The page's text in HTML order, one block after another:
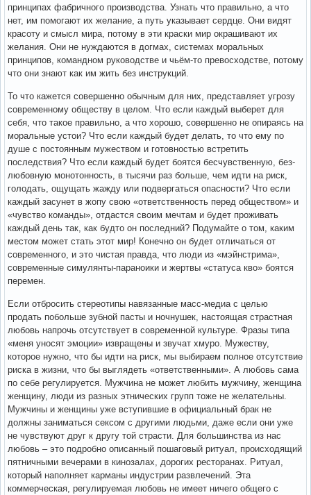
принципах фабричного производства. Узнать что правильно, а что
нет, им помогают их желание, а путь указывает сердце. Они видят
красоту и смысл мира, потому в эти краски мир окрашивают их
желания. Они не нуждаются в догмах, системах моральных
принципов, командном руководстве и чьём-то превосходстве, потому
что они знают как им жить без инструкций.
То что кажется совершенно обычным для них, представляет угрозу
современному обществу в целом. Что если каждый выберет для
себя, что такое правильно, а что хорошо, совершенно не опираясь на
моральные устои? Что если каждый будет делать, то что ему по
душе с постоянным мужеством и готовностью встретить
последствия? Что если каждый будет боятся бесчувственную, без-
любовную монотонность, в тысячи раз больше, чем идти на риск,
голодать, ощущать жажду или подвергаться опасности? Что если
каждый засунет в жопу свою «ответственность перед обществом» и
«чувство команды», отдастся своим мечтам и будет проживать
каждый день так, как будто он последний? Подумайте о том, каким
местом может стать этот мир! Конечно он будет отличаться от
современного, и это чистая правда, что люди из «мэйнстрима»,
современные симулянты-параноики и жертвы «статуса кво» боятся
перемен.
Если отбросить стереотипы навязанные масс-медиа с целью
продать побольше зубной пасты и ночнушек, настоящая страстная
любовь напрочь отсутствует в современной культуре. Фразы типа
«меня уносят эмоции» извращены и звучат хмуро. Мужеству,
которое нужно, что бы идти на риск, мы выбираем полное отсутствие
риска в жизни, что бы выглядеть «ответственными». А любовь сама
по себе регулируется. Мужчина не может любить мужчину, женщина
женщину, люди из разных этнических групп тоже не желательны.
Мужчины и женщины уже вступившие в официальный брак не
должны заниматься сексом с другими людьми, даже если они уже
не чувствуют друг к другу той страсти. Для большинства из нас
любовь – это подробно описанный пошаговый ритуал, происходящий
пятничными вечерами в кинозалах, дорогих ресторанах. Ритуал,
который наполняет карманы индустрии развлечений. Эта
коммерческая, регулируемая любовь не имеет ничего общего с